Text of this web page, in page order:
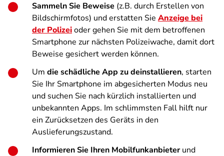
Sammeln Sie Beweise (z.B. durch Erstellen von
Bildschirmfotos) und erstatten Sie Anzeige bei
der Polizeioder gehen Sie mit dem betroffenen
Smartphone zur nächsten Polizeiwache, damit dort
Beweise gesichert werden können.
Um die schädliche App zu deinstallieren, starten
Sie Ihr Smartphone im abgesicherten Modus neu
und suchen Sie nach kürzlich installierten und
unbekannten Apps. Im schlimmsten Fall hilft nur
ein Zurücksetzen des Geräts in den
Auslieferungszustand.
Informieren Sie Ihren Mobilfunkanbieterund